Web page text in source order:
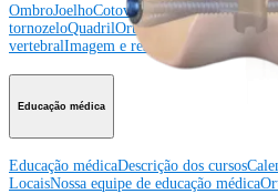
OmbroJoelhoCotovelo Mão e punhoPé e
tornozeloQuadrilOrtobiológicos Cirurgia
vertebralImagem e ressecção
Educação médica
Educação médicaDescrição dos cursos
LocaisNossa equipe de educação médica